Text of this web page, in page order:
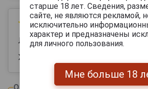
23 августа 2022
Лили
Хороший, вкусный.
Оцените и напишите отзыв:
старше 18 лет. Сведения,
сайте, не являются рекламой,
исключительно
характер и предназначены
для личного пользования.
Мне больше 18